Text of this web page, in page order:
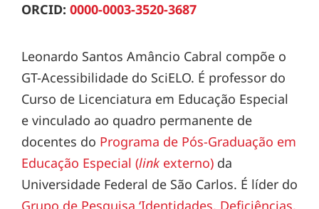
ORCID: 0000-0003-3520-3687
Leonardo Santos Amâncio Cabral compõe o
GT-Acessibilidade do SciELO. É professor do
Curso de Licenciatura em Educação Especial
e vinculado ao quadro permanente de
docentes do Programa de Pós-Graduação em
Educação Especial (link externo) da
Universidade Federal de São Carlos. É líder do
Grupo de Pesquisa ‘Identidades, Deficiências,